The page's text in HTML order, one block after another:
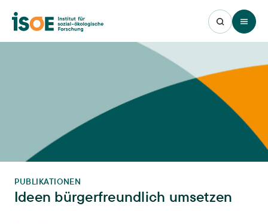
Open
PUBLIKATIONEN
Ideen bürgerfreundlich umsetzen